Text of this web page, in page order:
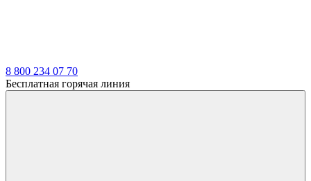
8 800 234 07 70
Бесплатная горячая линия